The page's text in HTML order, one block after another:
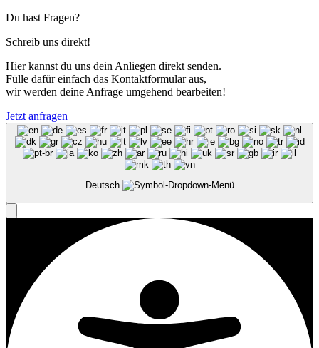
Du hast Fragen?
Schreib uns direkt!
Hier kannst du uns dein Anliegen direkt senden.
Fülle dafür einfach das Kontaktformular aus,
wir werden deine Anfrage umgehend bearbeiten!
Jetzt anfragen
Deutsch